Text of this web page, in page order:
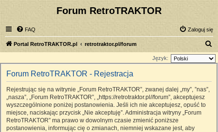
Forum RetroTRAKTOR
FAQ Zaloguj się
Portal RetroTRAKTOR.pl retrotraktor.pl/forum
z
Język:
Forum RetroTRAKTOR - Rejestracja
Rejestrując się na witrynie „Forum RetroTRAKTOR”, zwanej dalej „my”, ”nas”,
„nasza”, „Forum RetroTRAKTOR”, „https://retrotraktor.pl//forum”, akceptujesz
wyszczególnione poniżej postanowienia. Jeśli ich nie akceptujesz, opuść to
miejsce, naciskając przycisk „Nie akceptuję”. Administracja witryny „Forum
RetroTRAKTOR” ma prawo w dowolnym czasie zmienić poniższe
postanowienia, informując cię o zmianach, niemniej wskazane jest, aby